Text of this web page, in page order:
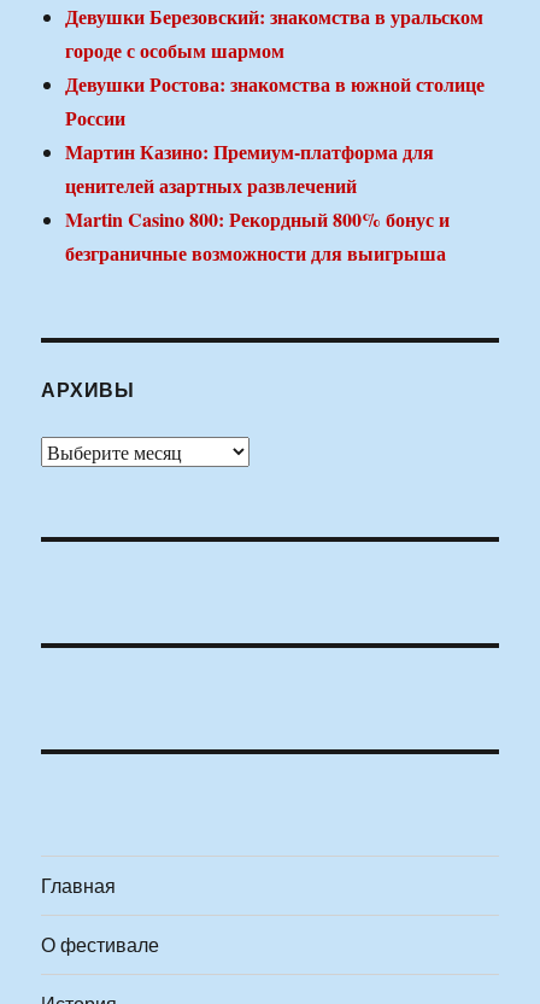
Девушки Березовский: знакомства в уральском
городе с особым шармом
Девушки Ростова: знакомства в южной столице
России
Мартин Казино: Премиум-платформа для
ценителей азартных развлечений
Martin Casino 800: Рекордный 800% бонус и
безграничные возможности для выигрыша
АРХИВЫ
Архивы
Главная
О фестивале